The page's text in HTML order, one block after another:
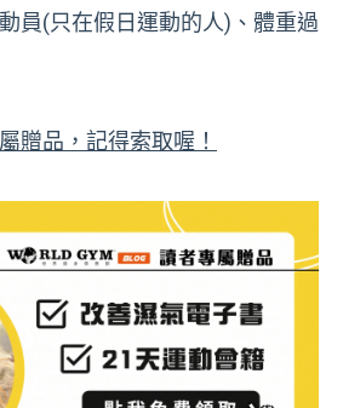
員(只在假日運動的人)、體重過
贈品，記得索取喔！